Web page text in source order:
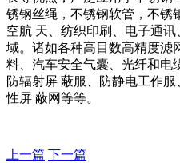
锈钢丝绳，不锈钢软管，不锈
空航 天、纺织印刷、电子通
域。诸如各种高目数高精度滤
料、汽车安全气囊、光纤和电
防辐射屏 蔽服、防静电工作
性屏 蔽网等等。
上一篇 下一篇